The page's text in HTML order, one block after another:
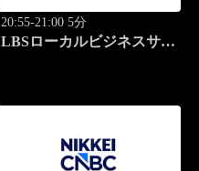
20:55-21:00 5分
LBSローカルビジネスサテ